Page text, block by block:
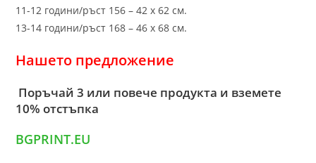
11-12 години/ръст 156 – 42 x 62 см.
13-14 години/ръст 168 – 46 х 68 см.
Нашето предложение
Поръчай 3 или повече продукта и вземете
10% отстъпка
BGPRINT.EU